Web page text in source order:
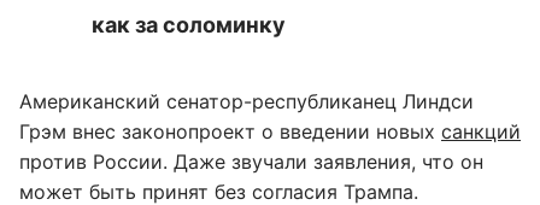
как за соломинку
Американский сенатор-республиканец Линдси
Грэм внес законопроект о введении новых санкций
против России. Даже звучали заявления, что он
может быть принят без согласия Трампа.